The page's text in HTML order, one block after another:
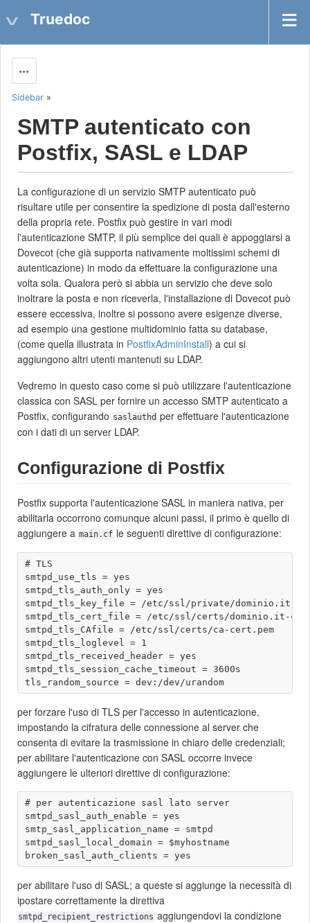
Truedoc
Sidebar »
SMTP autenticato con
Postfix, SASL e LDAP
La configurazione di un servizio SMTP autenticato può
risultare utile per consentire la spedizione di posta dall'esterno
della propria rete. Postfix può gestire in vari modi
l'autenticazione SMTP, il più semplice dei quali è appoggiarsi a
Dovecot (che già supporta nativamente moltissimi schemi di
autenticazione) in modo da effettuare la configurazione una
volta sola. Qualora però si abbia un servizio che deve solo
inoltrare la posta e non riceverla, l'installazione di Dovecot può
essere eccessiva, inoltre si possono avere esigenze diverse,
ad esempio una gestione multidominio fatta su database,
(come quella illustrata in PostfixAdminInstall) a cui si
aggiungono altri utenti mantenuti su LDAP.
Vedremo in questo caso come si può utilizzare l'autenticazione
classica con SASL per fornire un accesso SMTP autenticato a
Postfix, configurando saslauthd per effettuare l'autenticazione
con i dati di un server LDAP.
Configurazione di Postfix
Postfix supporta l'autenticazione SASL in maniera nativa, per
abilitarla occorrono comunque alcuni passi, il primo è quello di
aggiungere a main.cf le seguenti direttive di configurazione:
# TLS
smtpd_use_tls = yes
smtpd_tls_auth_only = yes
smtpd_tls_key_file = /etc/ssl/private/dominio.it-
smtpd_tls_cert_file = /etc/ssl/certs/dominio.it-
smtpd_tls_CAfile = /etc/ssl/certs/ca-cert.pem
smtpd_tls_loglevel = 1
smtpd_tls_received_header = yes
smtpd_tls_session_cache_timeout = 3600s
per forzare l'uso di TLS per l'accesso in autenticazione,
impostando la cifratura delle connessione al server che
consenta di evitare la trasmissione in chiaro delle credenziali;
per abilitare l'autenticazione con SASL occorre invece
aggiungere le ulteriori direttive di configurazione:
# per autenticazione sasl lato server
smtpd_sasl_auth_enable = yes
smtp_sasl_application_name = smtpd
smtpd_sasl_local_domain = $myhostname
per abilitare l'uso di SASL; a queste si aggiunge la necessità di
ipostare correttamente la direttiva
smtpd_recipient_restrictions aggiungendovi la condizione